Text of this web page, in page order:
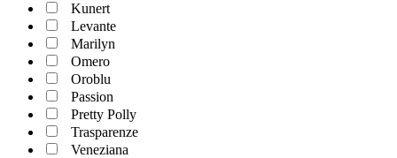
Kunert
Levante
Marilyn
Omero
Oroblu
Passion
Pretty Polly
Trasparenze
Veneziana